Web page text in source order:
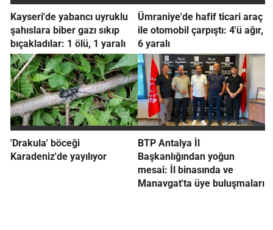
Kayseri'de yabancı uyruklu
şahıslara biber gazı sıkıp
bıçakladılar: 1 ölü, 1 yaralı
Ümraniye'de hafif ticari araç
ile otomobil çarpıştı: 4'ü ağır,
6 yaralı
'Drakula' böceği
Karadeniz'de yayılıyor
BTP Antalya İl
Başkanlığından yoğun
mesai: İl binasında ve
Manavgat'ta üye buluşmaları